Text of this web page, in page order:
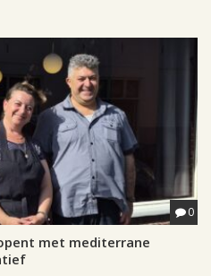
0
met mediterrane